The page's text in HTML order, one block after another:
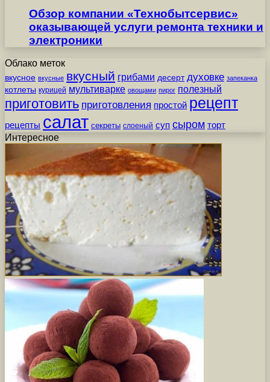
Обзор компании «Технобытсервис»
оказывающей услуги ремонта техники и
электроники
Облако меток
вкусное вкусные вкусный грибами десерт духовке запеканка
котлеты курицей мультиварке овощами пирог полезный
приготовить приготовления простой рецепт
рецепты салат секреты слоеный суп сыром торт
Интересное